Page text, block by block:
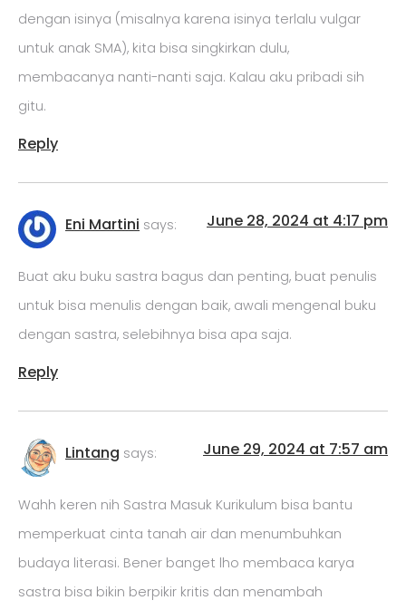
dengan isinya (misalnya karena isinya terlalu vulgar
untuk anak SMA), kita bisa singkirkan dulu,
membacanya nanti-nanti saja. Kalau aku pribadi sih
gitu.
Reply
Eni Martini says: June 28, 2024 at 4:17 pm
Buat aku buku sastra bagus dan penting, buat penulis
untuk bisa menulis dengan baik, awali mengenal buku
dengan sastra, selebihnya bisa apa saja.
Reply
Lintang says: June 29, 2024 at 7:57 am
Wahh keren nih Sastra Masuk Kurikulum bisa bantu
memperkuat cinta tanah air dan menumbuhkan
budaya literasi. Bener banget lho membaca karya
sastra bisa bikin berpikir kritis dan menambah